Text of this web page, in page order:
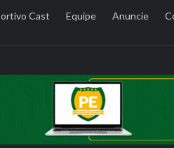
Cast Equipe Anuncie